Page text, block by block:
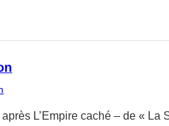
L’Empire caché – de « La